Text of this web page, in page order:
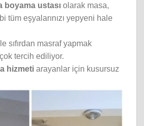
boyama ustası olarak masa,
tüm eşyalarınızı yepyeni hale
sıfırdan masraf yapmak
tercih ediliyor.
hizmeti arayanlar için kusursuz